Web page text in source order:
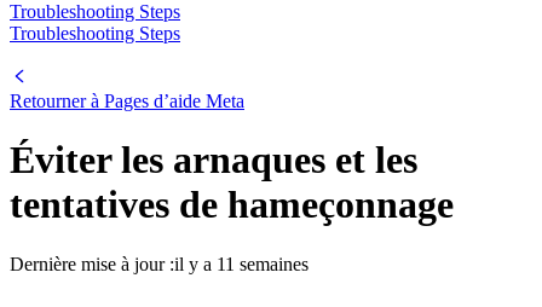
Troubleshooting Steps
Troubleshooting Steps
Retourner à Pages d’aide Meta
Éviter les arnaques et les
tentatives de hameçonnage
Dernière mise à jour :il y a 11 semaines